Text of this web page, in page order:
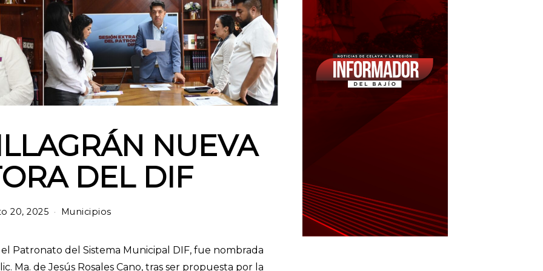
NUEVA
DEL DIF
20, 2025 Municipios
Patronato del Sistema Municipal DIF, fue nombrada
Ma. de Jesús Rosales Cano, tras ser propuesta por la